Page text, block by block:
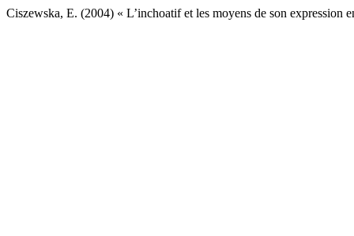
Ciszewska, E. (2004) « L’inchoatif et les moyens de son expression